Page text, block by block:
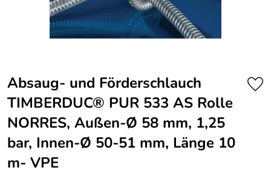
Absaug- und Förderschlauch
TIMBERDUC® PUR 533 AS Rolle
NORRES, Außen-Ø 58 mm, 1,25
bar, Innen-Ø 50-51 mm, Länge 10
m- VPE